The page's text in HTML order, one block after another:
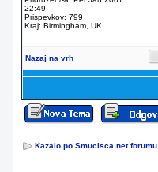
22:49
Prispevkov: 799
Kraj: Birmingham, UK
Nazaj na vrh
Kazalo po Smucisca.net forumu